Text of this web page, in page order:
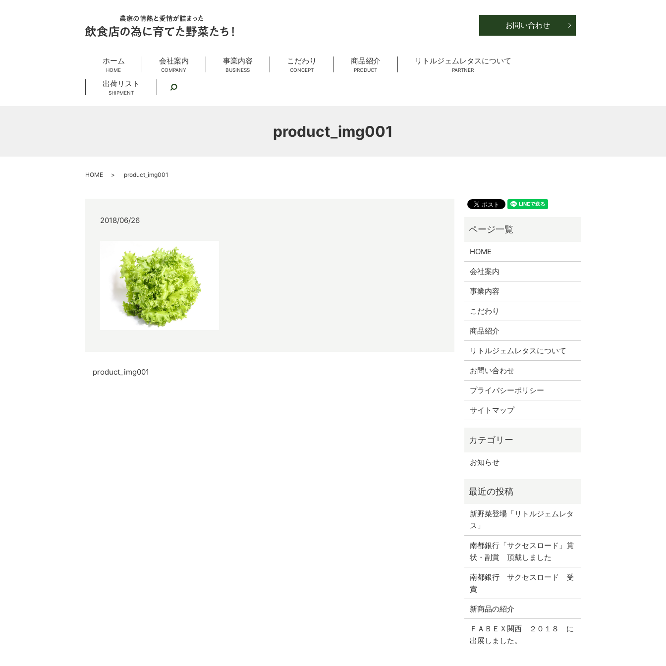
お問い合わせ
ホーム
HOME
会社案内
COMPANY
事業内容
BUSINESS
こだわり
CONCEPT
商品紹介
PRODUCT
リトルジェムレタスについて
PARTNER
出荷リスト
SHIPMENT
search
product_img001
HOME product_img001
2018/06/26
product_img001
HOME
会社案内
事業内容
こだわり
商品紹介
リトルジェムレタスについて
お問い合わせ
プライバシーポリシー
サイトマップ
お知らせ
新野菜登場「リトルジェムレタ
ス」
南都銀行「サクセスロード」賞
状・副賞 頂戴しました
南都銀行 サクセスロード 受
賞
新商品の紹介
ＦＡＢＥＸ関西 ２０１８ に
出展しました。